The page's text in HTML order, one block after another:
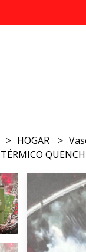
HOGAR